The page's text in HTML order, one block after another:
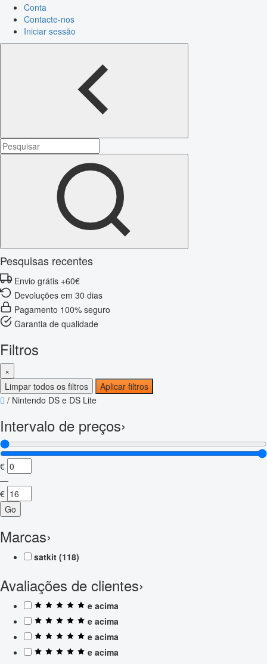
Conta
Contacte-nos
Iniciar sessão
Pesquisas recentes
Envio grátis +60€
Devoluções em 30 dias
Pagamento 100% seguro
Garantia de qualidade
Filtros
×
Limpar todos os filtros
Aplicar filtros
/ Nintendo DS e DS Lite
Intervalo de preços›
€
—
€
Go
Marcas›
satkit (118)
Avaliações de clientes›
e acima
e acima
e acima
e acima